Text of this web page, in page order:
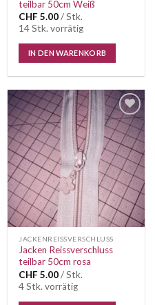
teilbar 50cm Weiß
CHF 5.00/ Stk.
14 Stk. vorrätig
IN DEN WARENKORB
Auf die
Wunschliste
JACKENREISSVERSCHLUSS
Jacken Reissverschluss
teilbar 50cm rosa
CHF 5.00/ Stk.
4 Stk. vorrätig